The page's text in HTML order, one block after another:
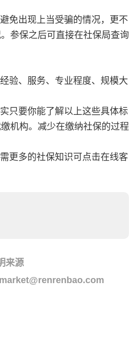
免出现上当受骗的情况，更不
参保之后可直接在社保局查询
验、服务、专业程度、规模大
只要你能了解以上这些具体标
机构。减少在缴纳社保的过程
更多的社保知识可点击在线客
来源